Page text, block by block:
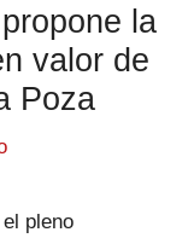
la
valor de
Poza
pleno